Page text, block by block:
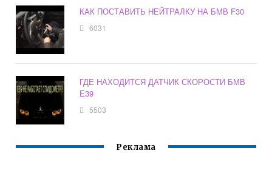
КАК ПОСТАВИТЬ НЕЙТРАЛКУ НА БМВ F30
6031
ГДЕ НАХОДИТСЯ ДАТЧИК СКОРОСТИ БМВ
Е39
5503
Реклама